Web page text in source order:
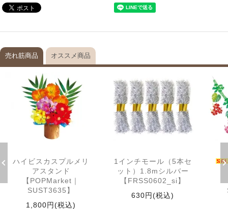
売れ筋商品 オススメ商品
ハイビスカスプルメリ
アスタンド
【POPMarket｜
SUST3635】
1,800円(税込)
1インチモール（5本セ
ット）1.8mシルバー
【FRSS0602_si】
630円(税込)